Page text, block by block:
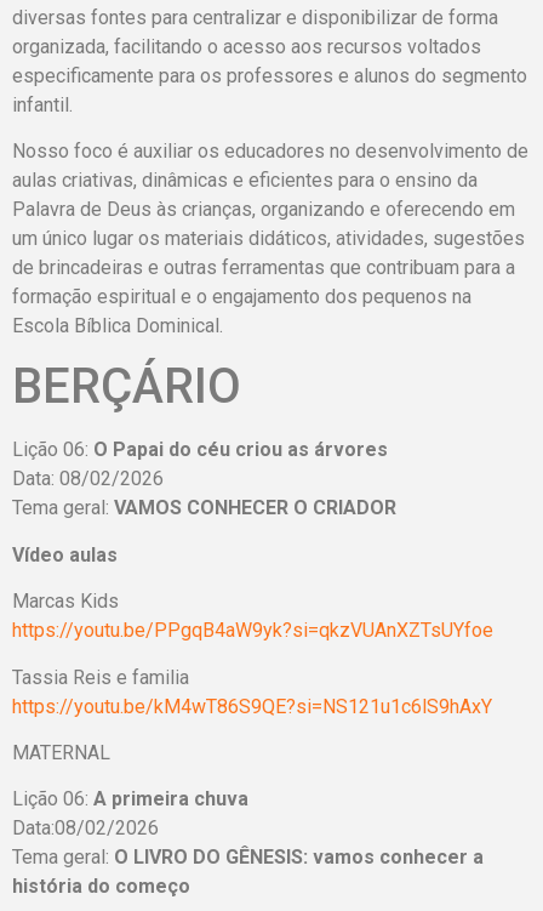
diversas fontes para centralizar e disponibilizar de forma
organizada, facilitando o acesso aos recursos voltados
especificamente para os professores e alunos do segmento
infantil.
Nosso foco é auxiliar os educadores no desenvolvimento de
aulas criativas, dinâmicas e eficientes para o ensino da
Palavra de Deus às crianças, organizando e oferecendo em
um único lugar os materiais didáticos, atividades, sugestões
de brincadeiras e outras ferramentas que contribuam para a
formação espiritual e o engajamento dos pequenos na
Escola Bíblica Dominical.
BERÇÁRIO
Lição 06: O Papai do céu criou as árvores
Data: 08/02/2026
Tema geral: VAMOS CONHECER O CRIADOR
Vídeo aulas
Marcas Kids
https://youtu.be/PPgqB4aW9yk?si=qkzVUAnXZTsUYfoe
Tassia Reis e familia
https://youtu.be/kM4wT86S9QE?si=NS121u1c6lS9hAxY
MATERNAL
Lição 06: A primeira chuva
Data:08/02/2026
Tema geral: O LIVRO DO GÊNESIS: vamos conhecer a
história do começo